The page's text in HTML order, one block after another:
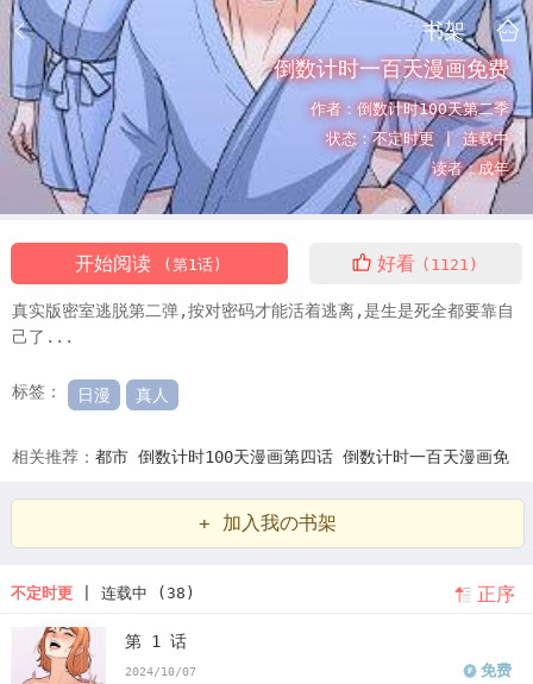
书架
倒数计时一百天漫画免费
作者： 倒数计时100天第二季
状态：不定时更 | 连载中
读者：成年
开始阅读 (第1话) 好看 (1121)
真实版密室逃脱第二弹,按对密码才能活着逃离,是生是死全都要靠自
己了...
标签： 日漫 真人
相关推荐： 都市 倒数计时100天漫画第四话 倒数计时一百天漫画免
费倒数记时100天漫画倒计时100天计算倒计时100天图片大全倒
计时一百天图片倒数计时100天漫画第三画倒数计时100天漫画免费
下拉式倒计时100天视频 韩漫倒数计时100天漫
画第四话韩漫倒数计时100天第二季
+ 加入我の书架
不定时更| 连载中 (38) 正序
第 1 话
2024/10/07 免费